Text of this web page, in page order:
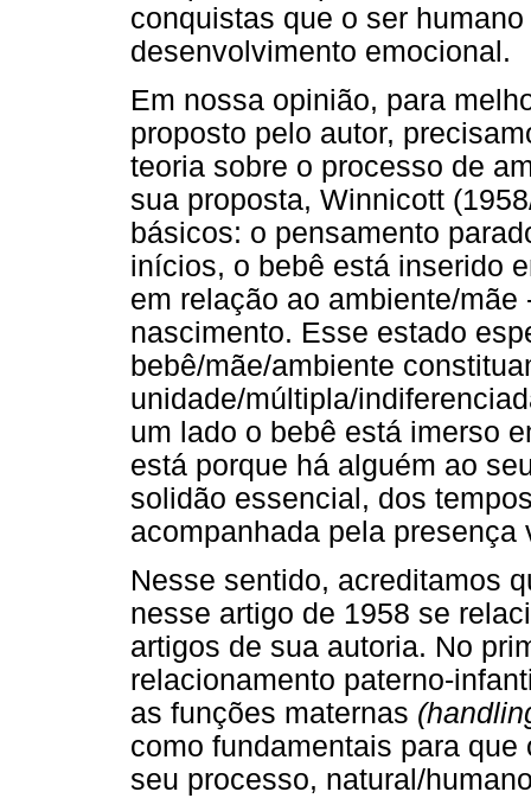
conquistas que o ser
desenvolvimento emocional.
Em nossa opinião, para
proposto pelo autor,
teoria sobre o processo de
sua proposta, Winnicott
básicos: o pensamento
inícios, o bebê está inserido
em relação ao ambiente/
nascimento. Esse estado
bebê/mãe/ambiente
unidade/múltipla/
um lado o bebê está imerso
está porque há alguém ao
solidão essencial, dos
acompanhada pela
Nesse sentido, acreditamos
nesse artigo de 1958 se
artigos de sua autoria. No
relacionamento paterno-
as funções maternas
como fundamentais para
seu processo, natural/